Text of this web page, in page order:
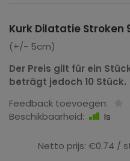
Kurk Dilatatie Stroken
(+/- 5cm)
Der Preis gilt für ein
beträgt jedoch 10 Stück.
Feedback toevoegen:
Beschikbaarheid:
Is
Netto prijs: €0.74 /